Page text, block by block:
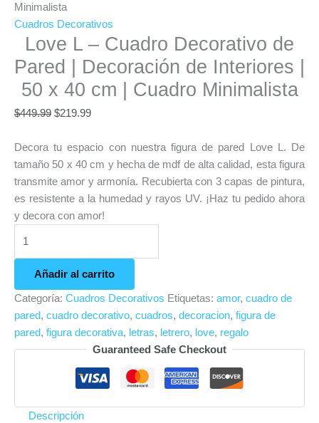
Minimalista
Cuadros Decorativos
Love L – Cuadro Decorativo de
Pared | Decoración de Interiores |
50 x 40 cm | Cuadro Minimalista
$449.99 $219.99
Decora tu espacio con nuestra figura de pared Love L. De
tamaño 50 x 40 cm y hecha de mdf de alta calidad, esta figura
transmite amor y armonía. Recubierta con 3 capas de pintura,
es resistente a la humedad y rayos UV. ¡Haz tu pedido ahora
y decora con amor!
Añadir al carrito
Categoría: Cuadros Decorativos Etiquetas: amor, cuadro de
pared, cuadro decorativo, cuadros, decoracion, figura de
pared, figura decorativa, letras, letrero, love, regalo
Guaranteed Safe Checkout
Descripción